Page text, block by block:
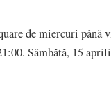
de miercuri până
Sâmbătă, 15